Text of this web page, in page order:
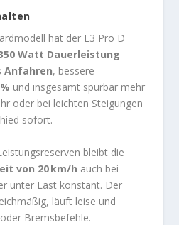
hat der E3 Pro D
Watt Dauerleistung
, bessere
und insgesamt spürbar mehr
oder bei leichten Steigungen
sofort.
bleibt die
von 20 km/h auch bei
unter Last konstant. Der
läuft leise und
Bremsbefehle.